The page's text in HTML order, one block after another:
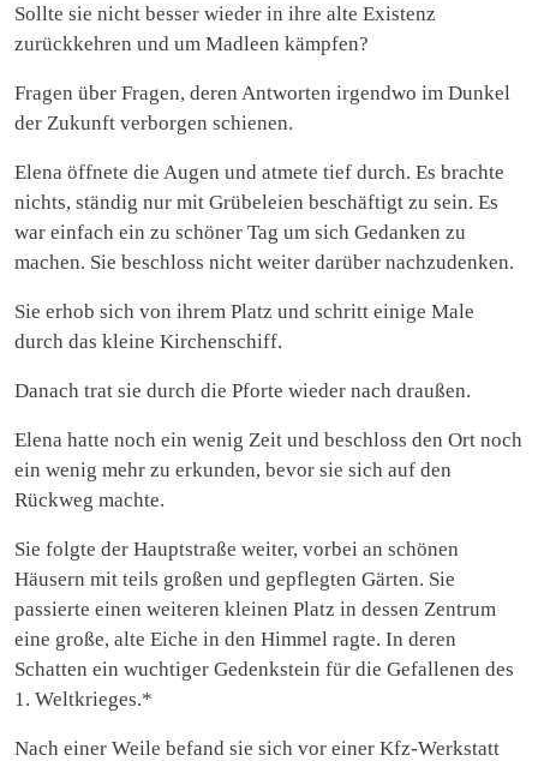
Sollte sie nicht besser wieder in ihre alte Existenz
zurückkehren und um Madleen kämpfen?
Fragen über Fragen, deren Antworten irgendwo im Dunkel
der Zukunft verborgen schienen.
Elena öffnete die Augen und atmete tief durch. Es brachte
nichts, ständig nur mit Grübeleien beschäftigt zu sein. Es
war einfach ein zu schöner Tag um sich Gedanken zu
machen. Sie beschloss nicht weiter darüber nachzudenken.
Sie erhob sich von ihrem Platz und schritt einige Male
durch das kleine Kirchenschiff.
Danach trat sie durch die Pforte wieder nach draußen.
Elena hatte noch ein wenig Zeit und beschloss den Ort noch
ein wenig mehr zu erkunden, bevor sie sich auf den
Rückweg machte.
Sie folgte der Hauptstraße weiter, vorbei an schönen
Häusern mit teils großen und gepflegten Gärten. Sie
passierte einen weiteren kleinen Platz in dessen Zentrum
eine große, alte Eiche in den Himmel ragte. In deren
Schatten ein wuchtiger Gedenkstein für die Gefallenen des
1. Weltkrieges.*
Nach einer Weile befand sie sich vor einer Kfz-Werkstatt